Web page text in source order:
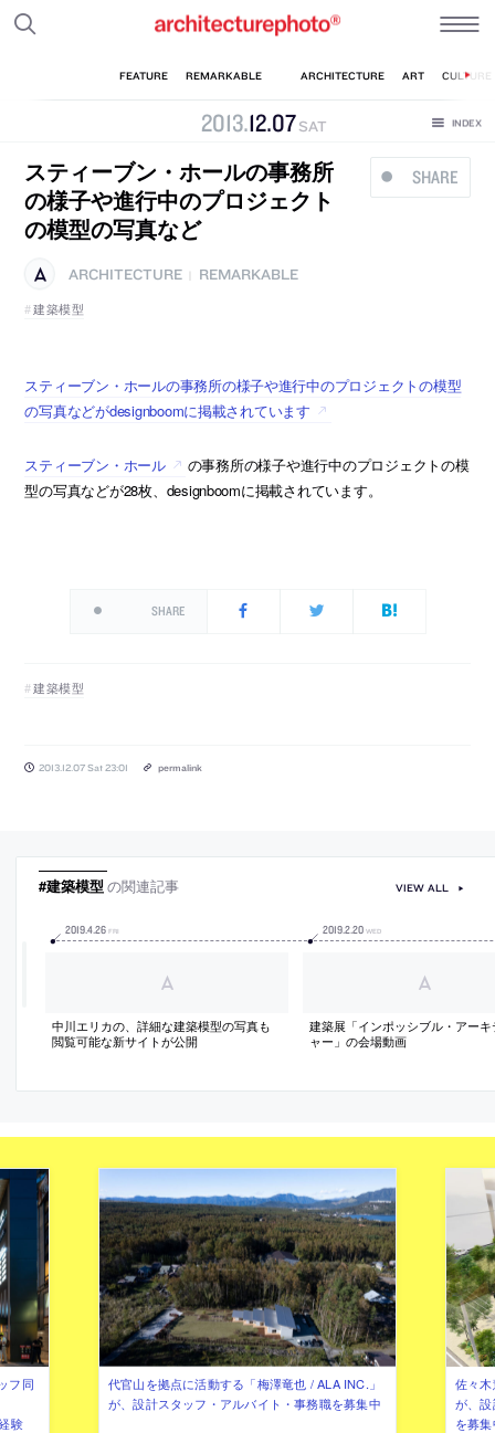
2013.12.07 SAT
SHARE
スティーブン・ホールの事務所
の様子や進行中のプロジェクト
の模型の写真など
ARCHITECTURE
REMARKABLE
建築模型
スティーブン・ホールの事務所の様子や進行中のプロジェクトの模型
の写真などがdesignboomに掲載されています
スティーブン・ホール
の事務所の様子や進行中のプロジェクトの模
型の写真などが28枚、designboomに掲載されています。
SHARE
建築模型
2013.12.07 Sat 23:01 permalink
#建築模型の関連記事
2019.4.26 FRI
中川エリカの、詳細な建築模型の写真も
閲覧可能な新サイトが公開
2019.2.20 WED
建築展「インポッシブル・アーキ
ャー」の会場動画
VIEW ALL
フ同
験
代官山を拠点に活動する「梅澤竜也 / ALA INC.」
が、設計スタッフ・アルバイト・事務職を募集中
佐々
が、
を募